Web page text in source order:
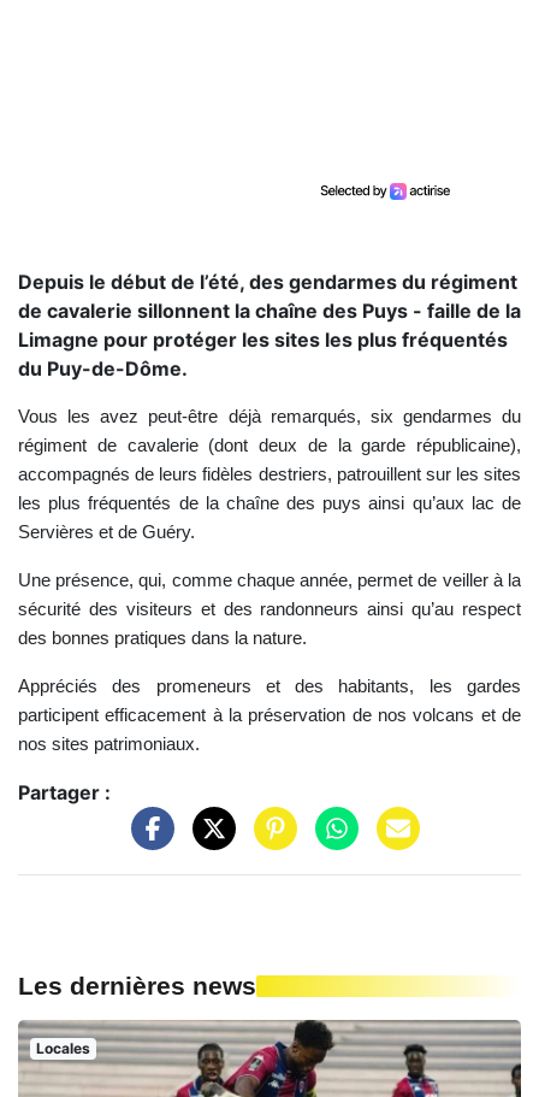
Depuis le début de l’été, des gendarmes du régiment
de cavalerie sillonnent la chaîne des Puys - faille de la
Limagne pour protéger les sites les plus fréquentés
du Puy-de-Dôme.
Vous les avez peut-être déjà remarqués, six gendarmes du
régiment de cavalerie (dont deux de la garde républicaine),
accompagnés de leurs fidèles destriers, patrouillent sur les sites
les plus fréquentés de la chaîne des puys ainsi qu’aux lac de
Servières et de Guéry.
Une présence, qui, comme chaque année, permet de veiller à la
sécurité des visiteurs et des randonneurs ainsi qu’au respect
des bonnes pratiques dans la nature.
Appréciés des promeneurs et des habitants, les gardes
participent efficacement à la préservation de nos volcans et de
nos sites patrimoniaux.
Partager :
Les dernières news
Locales